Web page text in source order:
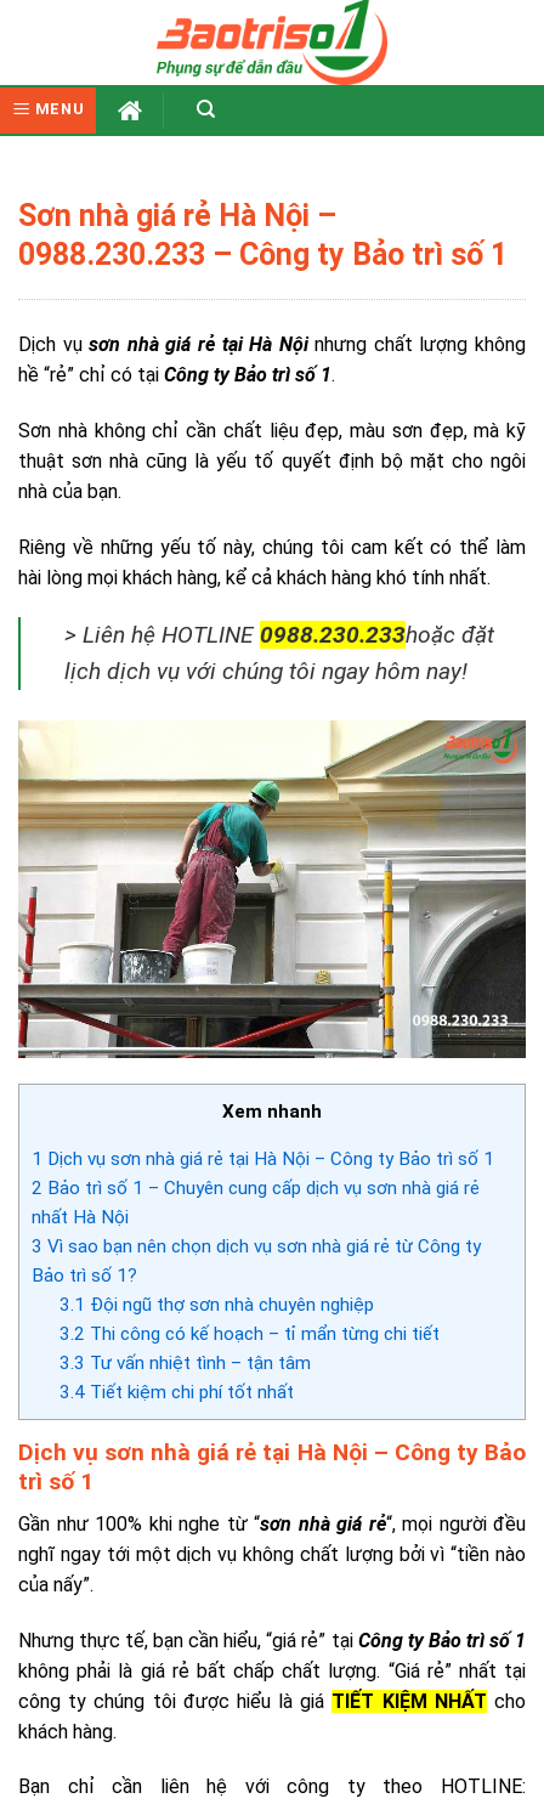
MENU
Sơn nhà giá rẻ Hà Nội –
0988.230.233 – Công ty Bảo trì số 1
Dịch vụsơn nhà giá rẻ tại Hà Nộinhưng chất lượng không
hề “rẻ” chỉ có tại Công ty Bảo trì số 1.
Sơn nhà không chỉ cần chất liệu đẹp, màu sơn đẹp, mà kỹ
thuật sơn nhà cũng là yếu tố quyết định bộ mặt cho ngôi
nhà của bạn.
Riêng về những yếu tố này, chúng tôi cam kết có thể làm
hài lòng mọi khách hàng, kể cả khách hàng khó tính nhất.
> Liên hệ HOTLINE0988.230.233hoặc đặt
lịch dịch vụ với chúng tôi ngay hôm nay!
Xem nhanh
1 Dịch vụ sơn nhà giá rẻ tại Hà Nội – Công ty Bảo trì số 1
2 Bảo trì số 1 – Chuyên cung cấp dịch vụ sơn nhà giá rẻ
nhất Hà Nội
3 Vì sao bạn nên chọn dịch vụ sơn nhà giá rẻ từ Công ty
Bảo trì số 1?
3.1 Đội ngũ thợ sơn nhà chuyên nghiệp
3.2 Thi công có kế hoạch – tỉ mẩn từng chi tiết
3.3 Tư vấn nhiệt tình – tận tâm
3.4Tiết kiệm chi phí tốt nhất
Dịch vụ sơn nhà giá rẻ tại Hà Nội – Công ty Bảo
trì số 1
Gần như 100% khi nghe từ “sơn nhà giá rẻ“, mọi người đều
nghĩ ngay tới một dịch vụ không chất lượng bởi vì “tiền nào
của nấy”.
Nhưng thực tế, bạn cần hiểu, “giá rẻ” tại Công ty Bảo trì số 1
không phải là giá rẻ bất chấp chất lượng. “Giá rẻ” nhất tại
công ty chúng tôi được hiểu là giá TIẾT KIỆM NHẤT cho
khách hàng.
Bạn chỉ cần liên hệ với công ty theo HOTLINE: